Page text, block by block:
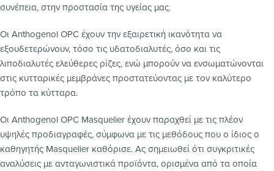
συνέπεια, στην προστασία της υγείας μας.
Οι Anthogenol OPC έχουν την εξαιρετική ικανότητα να
εξουδετερώνουν, τόσο τις υδατοδιαλυτές, όσο και τις
λιποδιαλυτές ελεύθερες ρίζες, ενώ μπορούν να ενσωματώνονται
στις κυτταρικές μεμβράνες προστατεύοντας με τον καλύτερο
τρόπο τα κύτταρα.
Οι Anthogenol OPC Masquelier έχουν παραχθεί με τις πλέον
υψηλές προδιαγραφές, σύμφωνα με τις μεθόδους που ο ίδιος ο
καθηγητής Masquelier καθόρισε. Ας σημειωθεί ότι συγκριτικές
αναλύσεις με ανταγωνιστικά προϊόντα, ορισμένα από τα οποία